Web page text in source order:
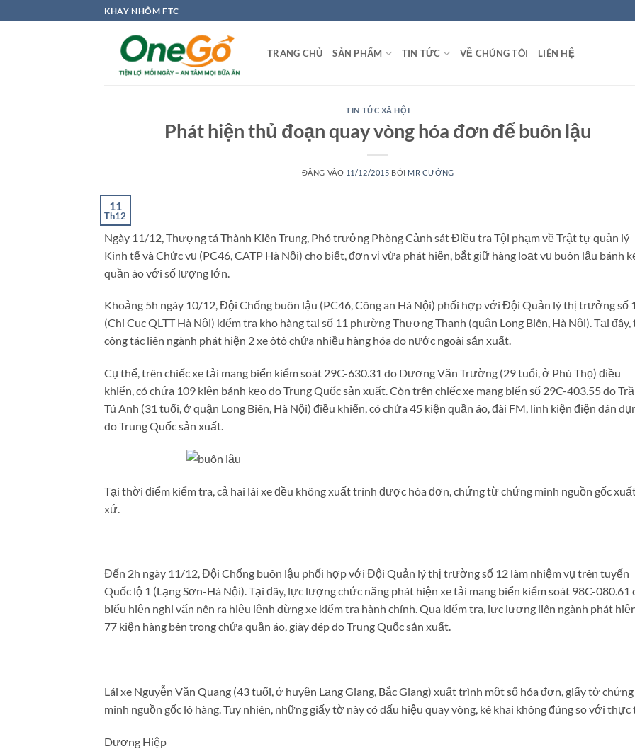
qua
KHAY NHÔM FTC
TRANG CHỦ SẢN PHẨM TIN TỨC VỀ CHÚNG TÔI LIÊN HỆ
TIN TỨC XÃ HỘI
Phát hiện thủ đoạn quay vòng hóa đơn để buôn lậu
ĐĂNG VÀO 11/12/2015 BỞI MR CƯỜNG
11
Th12
Ngày 11/12, Thượng tá Thành Kiên Trung, Phó trưởng Phòng Cảnh sát Điều tra Tội phạm về Trật tự quản lý
Kinh tế và Chức vụ (PC46, CATP Hà Nội) cho biết, đơn vị vừa phát hiện, bắt giữ hàng loạt vụ buôn lậu bánh
quần áo với số lượng lớn.
Khoảng 5h ngày 10/12, Đội Chống buôn lậu (PC46, Công an Hà Nội) phối hợp với Đội Quản lý thị trưởng số
(Chi Cục QLTT Hà Nội) kiểm tra kho hàng tại số 11 phường Thượng Thanh (quận Long Biên, Hà Nội). Tại đây,
công tác liên ngành phát hiện 2 xe ôtô chứa nhiều hàng hóa do nước ngoài sản xuất.
Cụ thể, trên chiếc xe tải mang biển kiểm soát 29C-630.31 do Dương Văn Trường (29 tuổi, ở Phú Thọ) điều
khiển, có chứa 109 kiện bánh kẹo do Trung Quốc sản xuất. Còn trên chiếc xe mang biển số 29C-403.55 do
Tú Anh (31 tuổi, ở quận Long Biên, Hà Nội) điều khiển, có chứa 45 kiện quần áo, đài FM, linh kiện điện dân
do Trung Quốc sản xuất.
Tại thời điểm kiểm tra, cả hai lái xe đều không xuất trình được hóa đơn, chứng từ chứng minh nguồn gốc
xứ.
Đến 2h ngày 11/12, Đội Chống buôn lậu phối hợp với Đội Quản lý thị trường số 12 làm nhiệm vụ trên tuyến
Quốc lộ 1 (Lạng Sơn-Hà Nội). Tại đây, lực lượng chức năng phát hiện xe tải mang biển kiểm soát 98C-080.61
biểu hiện nghi vấn nên ra hiệu lệnh dừng xe kiểm tra hành chính. Qua kiểm tra, lực lượng liên ngành phát
77 kiện hàng bên trong chứa quần áo, giày dép do Trung Quốc sản xuất.
Lái xe Nguyễn Văn Quang (43 tuổi, ở huyện Lạng Giang, Bắc Giang) xuất trình một số hóa đơn, giấy tờ chứng
minh nguồn gốc lô hàng. Tuy nhiên, những giấy tờ này có dấu hiệu quay vòng, kê khai không đúng so với thực
Dương Hiệp